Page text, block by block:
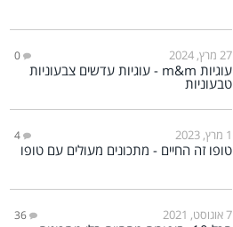
27 מרץ, 2024 0
עוגיות m&m - עוגיות עדשים צבעוניות
טבעוניות
1 מרץ, 2023 4
טופו זה החיים - מתכונים מעולים עם טופו
7 אוגוסט, 2021 36